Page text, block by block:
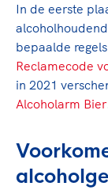
Columns
Sport
een rondje
de
Handboek
Opleidingen
High5
Ruimte voor
Topsportbeleid
Top
De
De TeamNL
In de eerste
bepaalde
Reclamecode
in 2021
Alcoholarm Bier